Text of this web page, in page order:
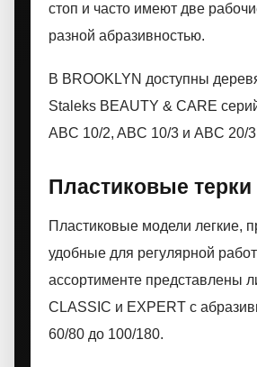
стоп и часто имеют две
разной абразивностью.
В BROOKLYN доступны
Staleks BEAUTY & CARE
ABC 10/2, ABC 10/3 и ABC 20/
Пластиковые терки
Пластиковые модели легкие,
удобные для регулярной
ассортименте представлены
CLASSIC и EXPERT с
60/80 до 100/180.